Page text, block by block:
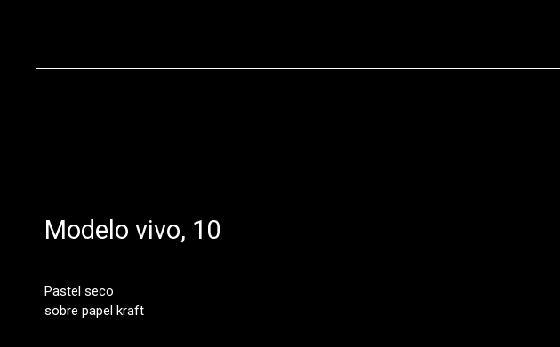
Modelo vivo, 10
Pastel seco
sobre papel kraft